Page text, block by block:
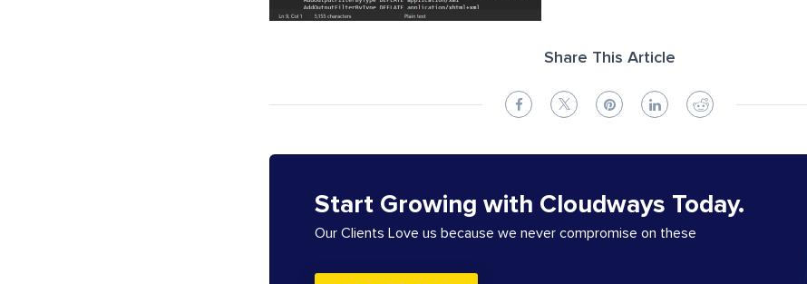
Share This Article
Start Growing with Cloudways Today.
Our Clients Love us because we never compromise on these